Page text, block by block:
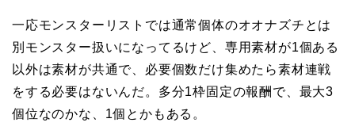
一応モンスターリストでは通常個体のオオナズチとは
別モンスター扱いになってるけど、専用素材が1個ある
以外は素材が共通で、必要個数だけ集めたら素材連戦
をする必要はないんだ。多分1枠固定の報酬で、最大3
個位なのかな、1個とかもある。